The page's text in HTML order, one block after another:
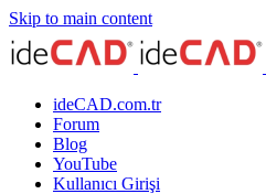
Skip to main content
ideCAD.com.tr
Forum
Blog
YouTube
Kullanıcı Girişi